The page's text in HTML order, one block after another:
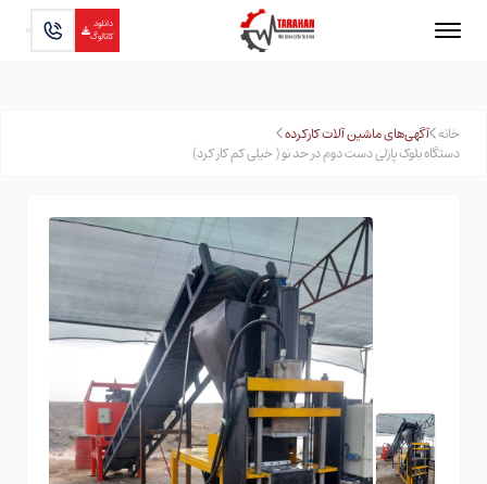
دانلود
کاتالوگ
خانه آگهی‌های ماشین آلات کارکرده
دستگاه بلوک پازلی دست دوم در حد نو ( خیلی کم کار کرد)